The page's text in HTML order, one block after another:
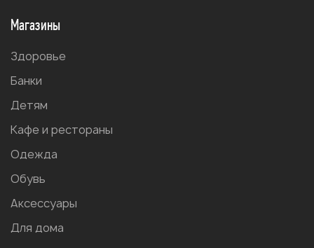
Магазины
Здоровье
Банки
Детям
Кафе и рестораны
Одежда
Обувь
Аксессуары
Для дома